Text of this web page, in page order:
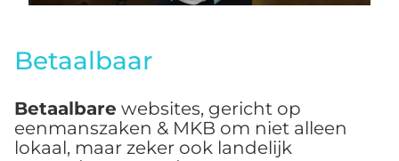
Betaalbaar
Betaalbare websites, gericht op
eenmanszaken & MKB om niet alleen
lokaal, maar zeker ook landelijk